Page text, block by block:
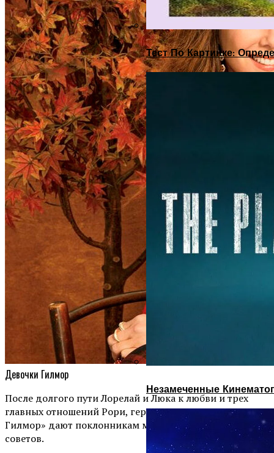
Тест По Картинке:
Незамеченные
Девочки Гилмор
После долгого пути Лорелай и Люка к любви и трех
главных отношений Рори, героини сериала «Девочки
Гилмор» дают поклонникам множество романтических
советов.